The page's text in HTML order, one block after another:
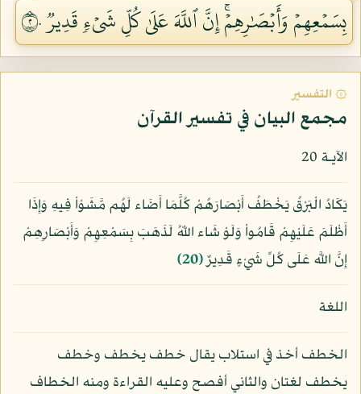
بِسَمۡعِهِمۡ وَأَبۡصَٰرِهِمۡۚ إِنَّ ٱللَّهَ عَلَىٰ كُلِّ شَيۡءٖ قَدِيرٞ ٢٠
۞ التفسير
مجمع البيان في تفسير القرآن
الآيـة 20
يَكَادُ الْبَرْقُ يَخْطَفُ أَبْصَارَهُمْ كُلَّمَا أَضَاء لَهُم مَّشَوْاْ فِيهِ وَإِذَا
أَظْلَمَ عَلَيْهِمْ قَامُواْ وَلَوْ شَاء اللّهُ لَذَهَبَ بِسَمْعِهِمْ وَأَبْصَارِهِمْ
إِنَّ اللَّه عَلَى كُلِّ شَيْءٍ قَدِيرٌ﴿20﴾
اللغة
الخطف أخذ في استلاب يقال خطف يخطف وخطف
يخطف لغتان والثاني أفصح وعليه القراءة ومنه الخطاف